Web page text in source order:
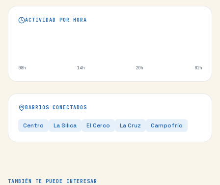
ACTIVIDAD POR HORA
08h 14h 20h 02h
BARRIOS CONECTADOS
Centro La Silica El Cerco La Cruz Campofrío
TAMBIÉN TE PUEDE INTERESAR